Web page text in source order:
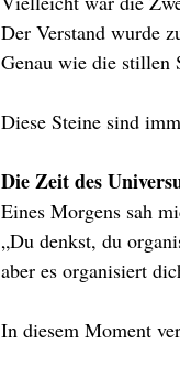
Der Verstand wurde
Genau wie die stillen
Diese Steine sind
Die Zeit des
Eines Morgens sah
„Du denkst, du
aber es organisiert
In diesem Moment